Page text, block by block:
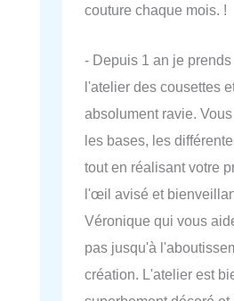
couture chaque mois. !
- Depuis 1 an je
l'atelier des cousettes
absolument ravie.
les bases, les
tout en réalisant votre
l'œil avisé et
Véronique qui vous
pas jusqu'à
création. L'atelier est